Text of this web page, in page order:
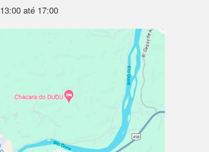
13:00 até 17:00